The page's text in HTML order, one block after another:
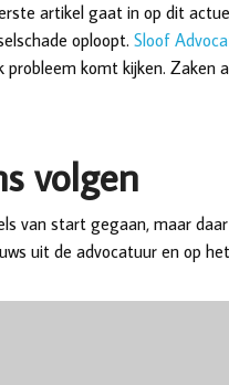
artikel gaat in op dit
oploopt. Sloof
probleem komt kijken. Zaken
volgen
van start gegaan, maar
uit de advocatuur en op